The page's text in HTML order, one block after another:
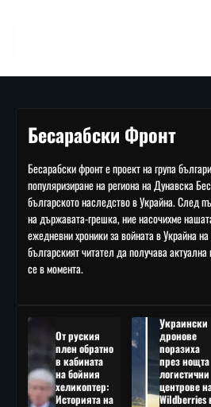
Бесарабски Фронт
Бесарабски фронт е проект на група
популяризиране на региона на Дунавска
българското наследство в Украйна. След
на държавата-грешка, ние насочихме
ежедневни хроники за войната в Украйна
българският читател да получава
се в момента.
От руския
плен обратно
в кабината
на бойния
хеликоптер:
Историята на
Украински
дронове
поразиха
през нощта
логистични
центрове
Wildberries